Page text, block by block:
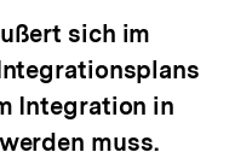
sich im
Integration in
muss.